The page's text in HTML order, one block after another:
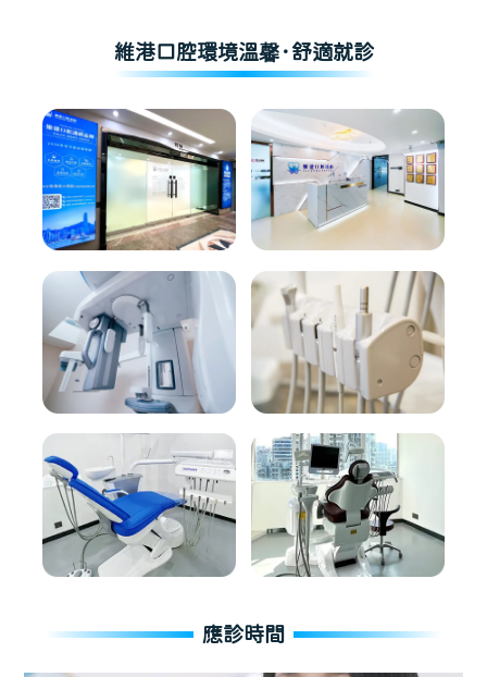
維港口腔環境溫馨·舒適就診
應診時間